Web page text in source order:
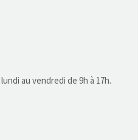
au vendredi de 9h à 17h.